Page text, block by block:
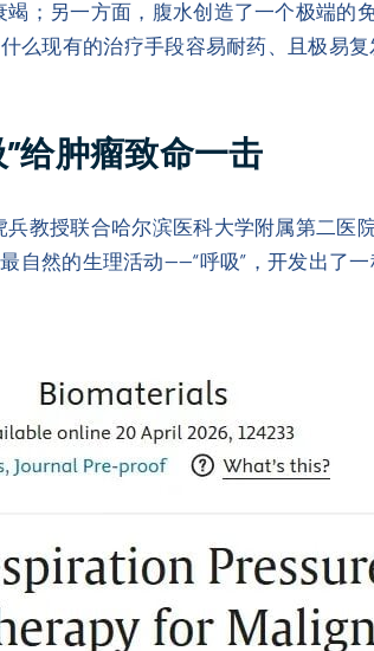
；另一方面，腹水创造了一个极端的
么现有的治疗手段容易耐药、且极易复
给肿瘤致命一击
教授联合哈尔滨医科大学附属第二医
自然的生理活动——“呼吸”，开发出了